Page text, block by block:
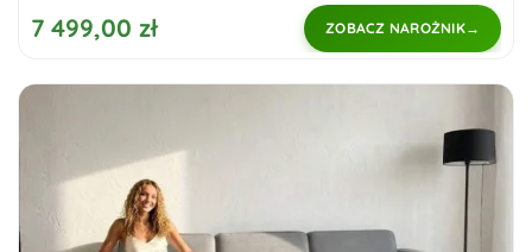
7 499,00 zł ZOBACZ NAROŻNIK